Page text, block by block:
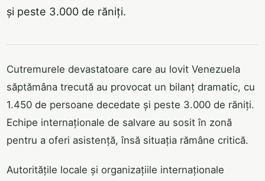
și peste 3.000 de răniți.
Cutremurele devastatoare care au lovit Venezuela
săptămâna trecută au provocat un bilanț dramatic, cu
1.450 de persoane decedate și peste 3.000 de răniți.
Echipe internaționale de salvare au sosit în zonă
pentru a oferi asistență, însă situația rămâne critică.
Autoritățile locale și organizațiile internaționale